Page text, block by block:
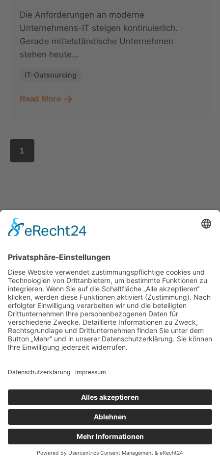
Die Anforderungen an moderne
Unternehmens-IT steigen kontinuierlich.
Gerade mittelständische Unternehmen
stehen heute...
IT-Outsourcing
Read More
1
vorpommerncloud ist eine Marke der:
msisdesign. GmbH & Co. KGAlte Dorfstraße 19 a
17392 BoldekowDeutschland
Wir bieten flexible, sichere und zukunftsfähige IT-
Lösungen für Unternehmen, öffentliche
Einrichtungen und Ämter – regional betreut,
zuverlässig umgesetzt und individuell auf Ihre
Anforderungen abgestimmt. →